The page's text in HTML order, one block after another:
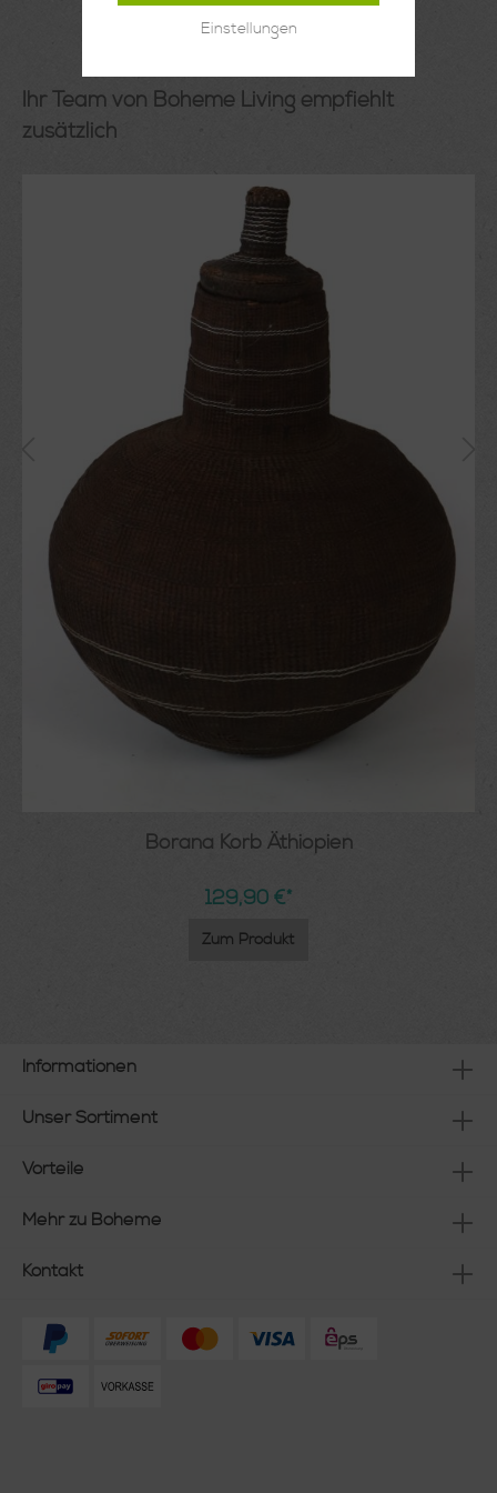
Ihr Team von Boheme Living empfiehlt
zusätzlich
Borana Korb Äthiopien
129,90 €*
Zum Produkt
Informationen
Unser Sortiment
Vorteile
Mehr zu Boheme
Kontakt
Einstellungen